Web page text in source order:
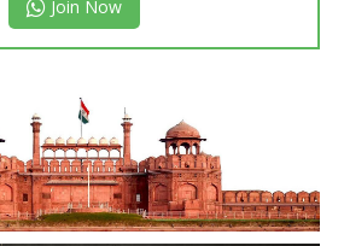
Join Now